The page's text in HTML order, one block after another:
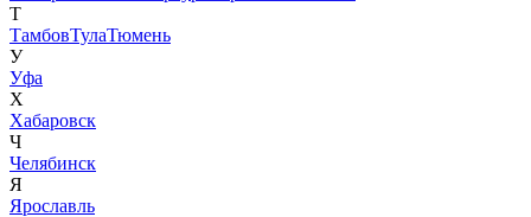
Т
ТамбовТулаТюмень
У
Уфа
Х
Хабаровск
Ч
Челябинск
Я
Ярославль